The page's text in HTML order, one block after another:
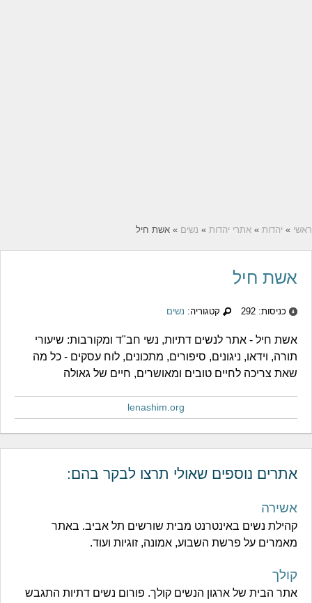
ראשי » יהדות » אתרי יהדות » נשים » אשת חיל
אשת חיל
כניסות: 292 קטגוריה: נשים
אשת חיל - אתר לנשים דתיות, נשי חב"ד ומקורבות: שיעורי
תורה, וידאו, ניגונים, סיפורים, מתכונים, לוח עסקים - כל מה
שאת צריכה לחיים טובים ומאושרים, חיים של גאולה
lenashim.org
אתרים נוספים שאולי תרצו לבקר בהם:
אשירה
קהילת נשים באינטרנט מבית שורשים תל אביב. באתר
מאמרים על פרשת השבוע, אמונה, זוגיות ועוד.
קולך
אתר הבית של ארגון הנשים קולך. פורום נשים דתיות התגבש